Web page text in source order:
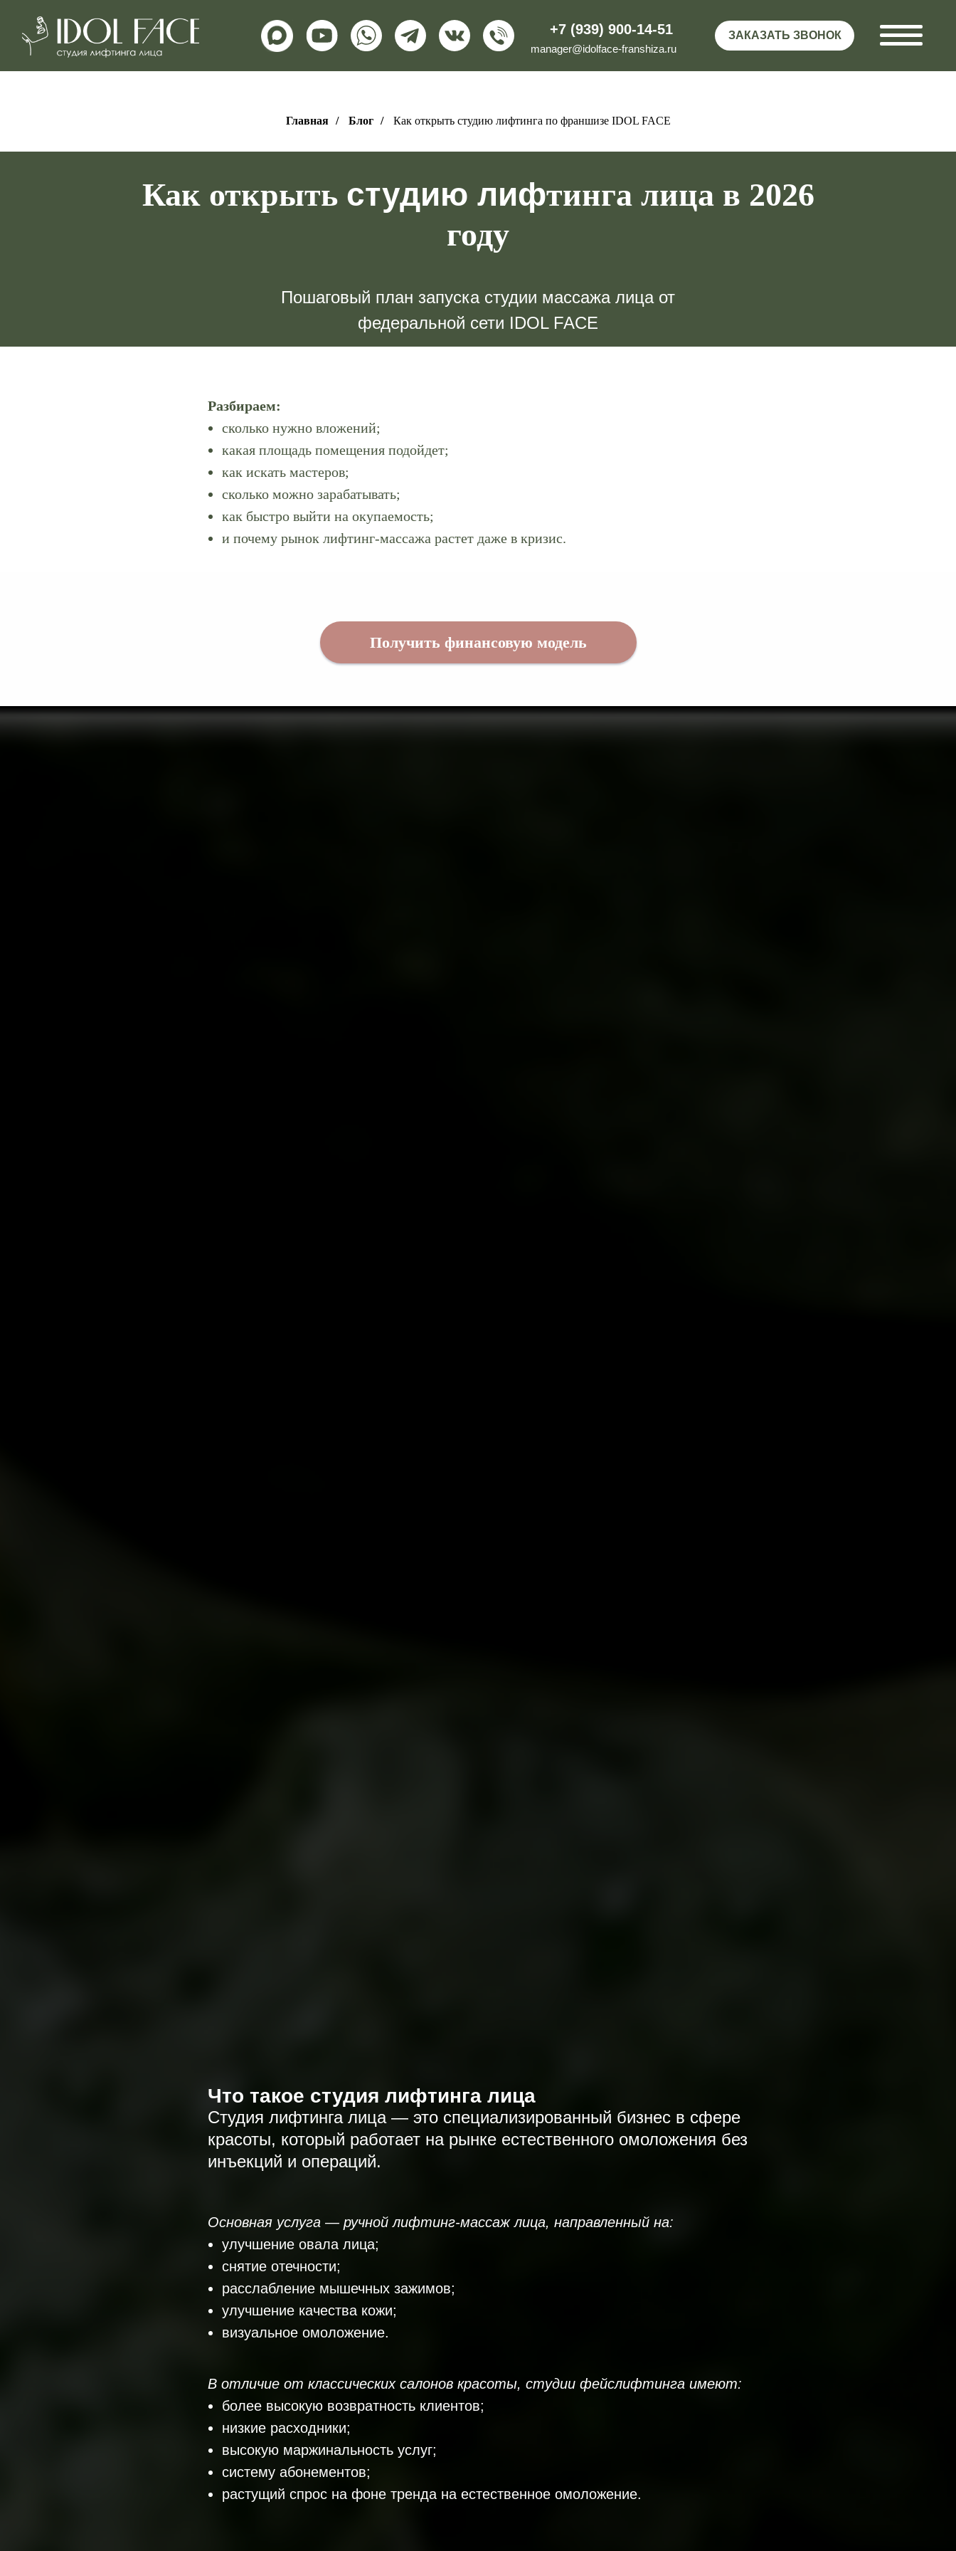
+7 (939) 900-14-51
ЗАКАЗАТЬ ЗВОНОК
manager@idolface-franshiza.ru
Главная / Блог / Как открыть студию лифтинга по франшизе IDOL FACE
Как открыть студию лифтинга лица в 2026
году
Пошаговый план запуска студии массажа лица от
федеральной сети IDOL FACE
Разбираем:
сколько нужно вложений;
какая площадь помещения подойдет;
как искать мастеров;
сколько можно зарабатывать;
как быстро выйти на окупаемость;
и почему рынок лифтинг-массажа растет даже в кризис.
Получить финансовую модель
Что такое студия лифтинга лица
Студия лифтинга лица — это специализированный бизнес в сфере
красоты, который работает на рынке естественного омоложения без
инъекций и операций.
Основная услуга — ручной лифтинг-массаж лица, направленный на:
улучшение овала лица;
снятие отечности;
расслабление мышечных зажимов;
улучшение качества кожи;
визуальное омоложение.
В отличие от классических салонов красоты, студии фейслифтинга имеют:
более высокую возвратность клиентов;
низкие расходники;
высокую маржинальность услуг;
систему абонементов;
растущий спрос на фоне тренда на естественное омоложение.